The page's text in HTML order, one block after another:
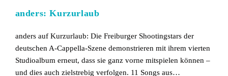
anders: Kurzurlaub
anders auf Kurzurlaub: Die Freiburger Shootingstars der
deutschen A-Cappella-Szene demonstrieren mit ihrem vierten
Studioalbum erneut, dass sie ganz vorne mitspielen können –
und dies auch zielstrebig verfolgen. 11 Songs aus…